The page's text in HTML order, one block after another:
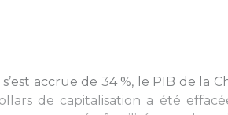
accrue de 34 %, le PIB de la
de capitalisation a été